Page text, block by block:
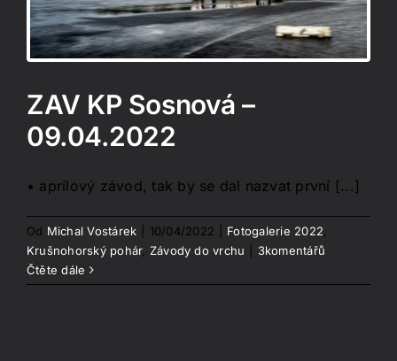
ZAV KP Sosnová –
09.04.2022
• aprílový závod, tak by se dal nazvat první [...]
Od Michal Vostárek 10/04/2022 Fotogalerie 2022,
Krušnohorský pohár, Závody do vrchu
3komentářů
Čtěte dále